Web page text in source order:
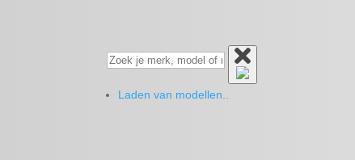
Laden van modellen..